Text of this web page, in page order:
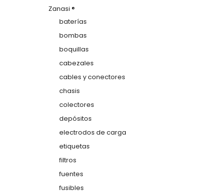
Zanasi ®
baterías
bombas
boquillas
cabezales
cables y conectores
chasis
colectores
depósitos
electrodos de carga
etiquetas
filtros
fuentes
fusibles